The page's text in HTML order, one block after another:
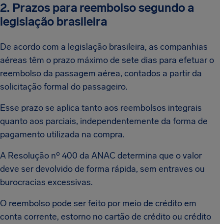
2. Prazos para reembolso segundo a
legislação brasileira
De acordo com a legislação brasileira, as companhias
aéreas têm o prazo máximo de sete dias para efetuar o
reembolso da passagem aérea, contados a partir da
solicitação formal do passageiro.
Esse prazo se aplica tanto aos reembolsos integrais
quanto aos parciais, independentemente da forma de
pagamento utilizada na compra.
A Resolução nº 400 da ANAC determina que o valor
deve ser devolvido de forma rápida, sem entraves ou
burocracias excessivas.
O reembolso pode ser feito por meio de crédito em
conta corrente, estorno no cartão de crédito ou crédito